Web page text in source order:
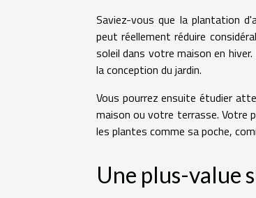
Saviez-vous que la plantation
peut réellement réduire
soleil dans votre maison en
la conception du jardin.
Vous pourrez ensuite étudier
maison ou votre terrasse. Votre
les plantes comme sa poche,
Une plus-value